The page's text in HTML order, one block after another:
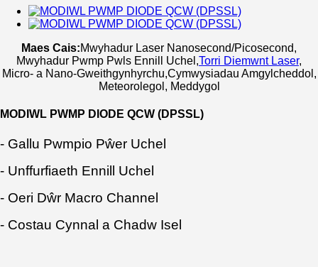
Maes Cais:Mwyhadur Laser Nanosecond/Picosecond,
Mwyhadur Pwmp Pwls Ennill Uchel ,Torri Diemwnt Laser,
Micro- a Nano-Gweithgynhyrchu,Cymwysiadau Amgylcheddol,
Meteorolegol, Meddygol
MODIWL PWMP DIODE QCW (DPSSL)
- Gallu Pwmpio Pŵer Uchel
- Unffurfiaeth Ennill Uchel
- Oeri Dŵr Macro Channel
- Costau Cynnal a Chadw Isel